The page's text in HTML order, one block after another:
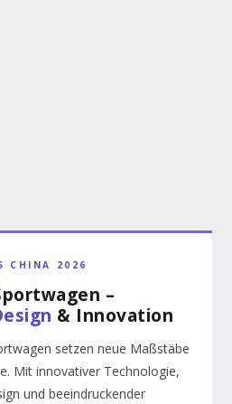
CHINA 2026
–
& Innovation
setzen neue Maßstäbe
Mit innovativer Technologie,
und beeindruckender